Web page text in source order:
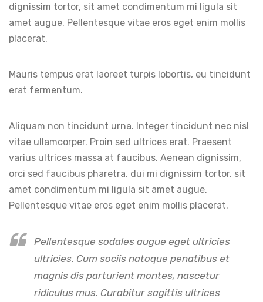
dignissim tortor, sit amet condimentum mi ligula sit
amet augue. Pellentesque vitae eros eget enim mollis
placerat.
Mauris tempus erat laoreet turpis lobortis, eu tincidunt
erat fermentum.
Aliquam non tincidunt urna. Integer tincidunt nec nisl
vitae ullamcorper. Proin sed ultrices erat. Praesent
varius ultrices massa at faucibus. Aenean dignissim,
orci sed faucibus pharetra, dui mi dignissim tortor, sit
amet condimentum mi ligula sit amet augue.
Pellentesque vitae eros eget enim mollis placerat.
Pellentesque sodales augue eget ultricies
ultricies. Cum sociis natoque penatibus et
magnis dis parturient montes, nascetur
ridiculus mus. Curabitur sagittis ultrices